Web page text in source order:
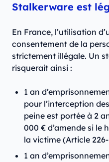
Stalkerware est
En France, l’utilisation
consentement de la
strictement illégale. Un
risquerait ainsi :
1 an
pour l’interception
peine est portée à 2
000 € d’amende si le
la victime (Article
1 an